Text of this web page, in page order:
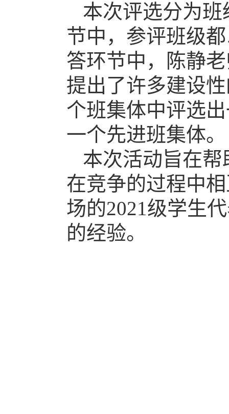
本次评选分为
节中，参评班级
答环节中，陈静
提出了许多建设
个班集体中评选
一个先进班集体。
本次活动旨在
在竞争的过程中
场的2021级学生
的经验。